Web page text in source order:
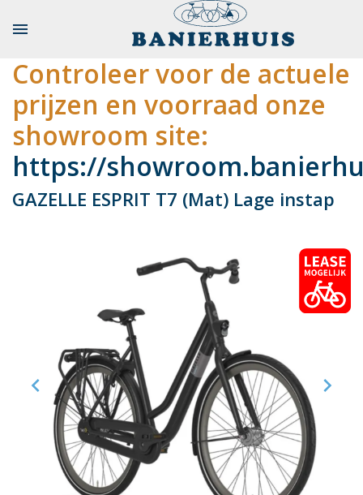

Controleer voor de actuele
prijzen en voorraad onze
showroom site:
https://
GAZELLE ESPRIT T7 (Mat) Lage instap
 